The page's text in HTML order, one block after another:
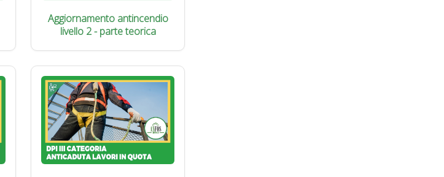
Aggiornamento antincendio
livello 2 - parte teorica